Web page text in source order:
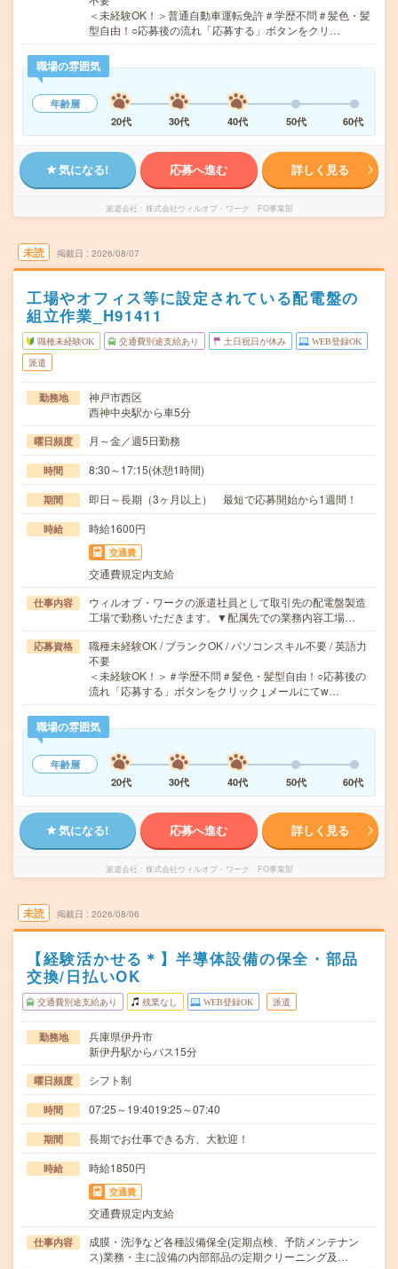
＜未経験OK！＞普通自動車運転免許＃学歴不問＃髪色・髪
型自由！○応募後の流れ「応募する」ボタンをクリ…
職場の雰囲気
年齢層
20代
30代 40代 50代 60代
気になる! 応募へ進む 詳しく見る
派遣会社 株式会社ウィルオブ・ワーク FO事業部
未読 掲載日 2026/08/07
工場やオフィス等に設定されている配電盤の
組立作業_H91411
職種未経験OK 交通費別途支給あり 土日祝日が休み WEB登録OK
派遣
勤務地
神戸市西区
西神中央駅から車5分
曜日頻度 月～金／週5日勤務
時間 8:30～17:15(休憩1時間)
期間 即日～長期（3ヶ月以上） 最短で応募開始から1週間！
時給 時給1600円
交通費
交通費規定内支給
仕事内容
ウィルオブ・ワークの派遣社員として取引先の配電盤製造
工場で勤務いただきます。▼配属先での業務内容工場…
応募資格
職種未経験OK / ブランクOK / パソコンスキル不要 / 英語力
不要
＜未経験OK！＞＃学歴不問＃髪色・髪型自由！○応募後の
流れ「応募する」ボタンをクリック↓メールにてw…
職場の雰囲気
年齢層
20代
30代 40代 50代 60代
気になる! 応募へ進む 詳しく見る
派遣会社 株式会社ウィルオブ・ワーク FO事業部
未読 掲載日 2026/08/06
【経験活かせる＊】半導体設備の保全・部品
交換/日払いOK
交通費別途支給あり 残業なし WEB登録OK 派遣
勤務地
兵庫県伊丹市
新伊丹駅からバス15分
曜日頻度 シフト制
時間 07:25～19:4019:25～07:40
期間 長期でお仕事できる方、大歓迎！
時給 時給1850円
交通費
交通費規定内支給
仕事内容
成膜・洗浄など各種設備保全(定期点検、予防メンテナン
ス)業務・主に設備の内部部品の定期クリーニング及…